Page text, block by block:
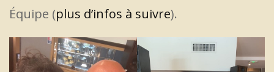
Équipe (plus d’infos à suivre).